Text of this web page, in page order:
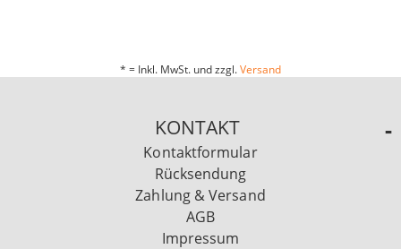
* = Inkl. MwSt. und zzgl.Versand
KONTAKT
Kontaktformular
Rücksendung
Zahlung & Versand
AGB
Impressum